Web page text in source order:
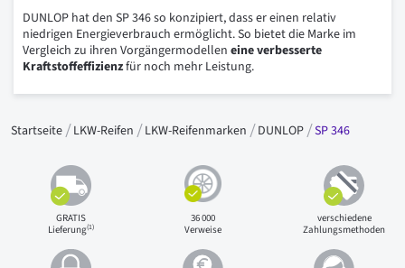
DUNLOP hat den SP 346 so konzipiert, dass er einen relativ
niedrigen Energieverbrauch ermöglicht. So bietet die Marke im
Vergleich zu ihren Vorgängermodellen eine verbesserte
Kraftstoffeffizienzfür noch mehr Leistung.
Startseite LKW-Reifen LKW-Reifenmarken DUNLOP SP 346
GRATIS
Lieferung(1)
36 000
Verweise
verschiedene
Zahlungsmethoden